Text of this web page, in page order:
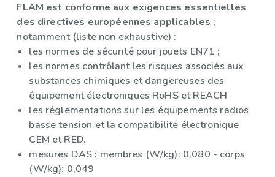
FLAM est conforme aux exigences essentielles
des directives européennes applicables ;
notamment (liste non exhaustive) :
les normes de sécurité pour jouets EN71 ;
les normes contrôlant les risques associés aux
substances chimiques et dangereuses des
équipement électroniques RoHS et REACH
les réglementations sur les équipements radios
basse tension et la compatibilité électronique
CEM et RED.
mesures DAS : membres (W/kg): 0,080 - corps
(W/kg): 0,049